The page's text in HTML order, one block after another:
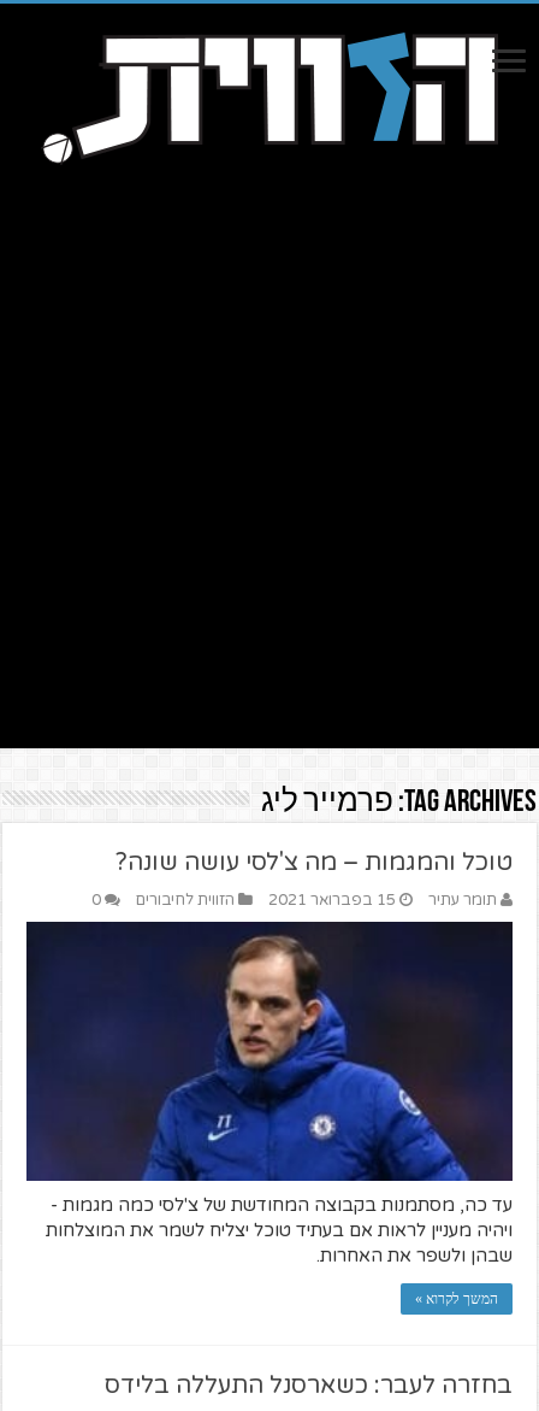
Tag Archives: פרמייר ליג
טוכל והמגמות – מה צ'לסי עושה שונה?
תומר עתיר 15 בפברואר 2021 הזווית לחיבורים 0
עד כה, מסתמנות בקבוצה המחודשת של צ'לסי כמה מגמות -
ויהיה מעניין לראות אם בעתיד טוכל יצליח לשמר את המוצלחות
שבהן ולשפר את האחרות.
המשך לקרוא »
בחזרה לעבר: כשארסנל התעללה בלידס